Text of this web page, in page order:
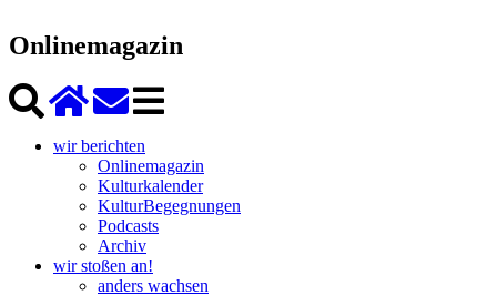
Onlinemagazin
wir berichten
Onlinemagazin
Kulturkalender
KulturBegegnungen
Podcasts
Archiv
wir stoßen an!
anders wachsen